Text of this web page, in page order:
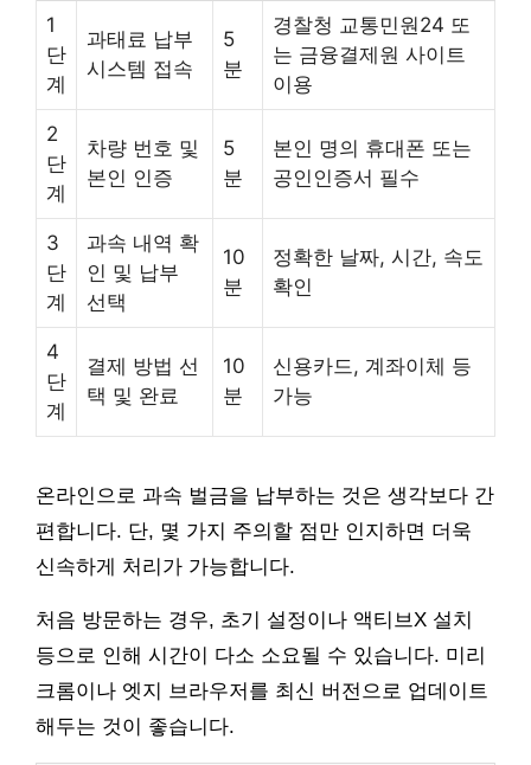
1
단
계
과태료 납부
시스템 접속
5
분
경찰청 교통민원24 또
는 금융결제원 사이트
이용
2
단
계
차량 번호 및
본인 인증
5
분
본인 명의 휴대폰 또는
공인인증서 필수
3
단
계
과속 내역 확
인 및 납부
선택
10
분
정확한 날짜, 시간, 속도
확인
4
단
계
결제 방법 선
택 및 완료
10
분
신용카드, 계좌이체 등
가능
온라인으로 과속 벌금을 납부하는 것은 생각보다 간
편합니다. 단, 몇 가지 주의할 점만 인지하면 더욱
신속하게 처리가 가능합니다.
처음 방문하는 경우, 초기 설정이나 액티브X 설치
등으로 인해 시간이 다소 소요될 수 있습니다. 미리
크롬이나 엣지 브라우저를 최신 버전으로 업데이트
해두는 것이 좋습니다.